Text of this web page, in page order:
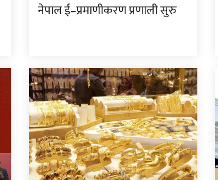
नेपाल ई–प्रमाणीकरण प्रणाली सुरु